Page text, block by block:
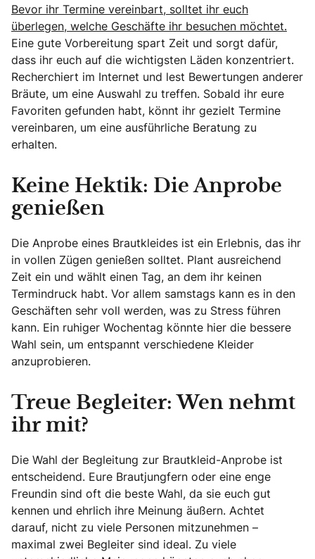
Bevor ihr Termine vereinbart, solltet ihr euch
überlegen, welche Geschäfte ihr besuchen möchtet.
Eine gute Vorbereitung spart Zeit und sorgt dafür,
dass ihr euch auf die wichtigsten Läden konzentriert.
Recherchiert im Internet und lest Bewertungen anderer
Bräute, um eine Auswahl zu treffen. Sobald ihr eure
Favoriten gefunden habt, könnt ihr gezielt Termine
vereinbaren, um eine ausführliche Beratung zu
erhalten.
Keine Hektik: Die Anprobe
genießen
Die Anprobe eines Brautkleides ist ein Erlebnis, das ihr
in vollen Zügen genießen solltet. Plant ausreichend
Zeit ein und wählt einen Tag, an dem ihr keinen
Termindruck habt. Vor allem samstags kann es in den
Geschäften sehr voll werden, was zu Stress führen
kann. Ein ruhiger Wochentag könnte hier die bessere
Wahl sein, um entspannt verschiedene Kleider
anzuprobieren.
Treue Begleiter: Wen nehmt
ihr mit?
Die Wahl der Begleitung zur Brautkleid-Anprobe ist
entscheidend. Eure Brautjungfern oder eine enge
Freundin sind oft die beste Wahl, da sie euch gut
kennen und ehrlich ihre Meinung äußern. Achtet
darauf, nicht zu viele Personen mitzunehmen –
maximal zwei Begleiter sind ideal. Zu viele